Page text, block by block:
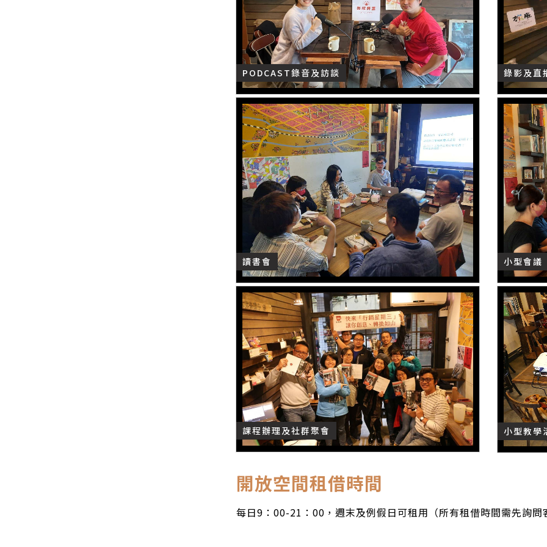
PODCAST錄音及訪談 錄影及直
讀書會 小型會議
課程辦理及社群聚會 小型教學
開放空間租借時間
每日9：00-21：00，週末及例假日可租用（所有租借時間需先詢問